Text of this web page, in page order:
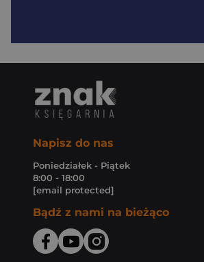
Napisz do nas
Poniedziałek - Piątek
8:00 - 18:00
[email protected]
Bądź z nami na bieżąco